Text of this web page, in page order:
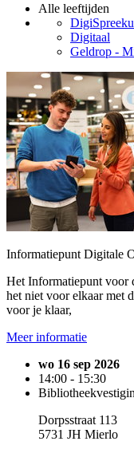
Alle leeftijden
Digitaal
Geldrop -
Informatiepunt Digitale
Het Informatiepunt voor
het niet voor elkaar met
voor je klaar,
Meer informatie
wo 16 sep 2026
14:00 - 15:30
Dorpsstraat 113
5731 JH Mierlo